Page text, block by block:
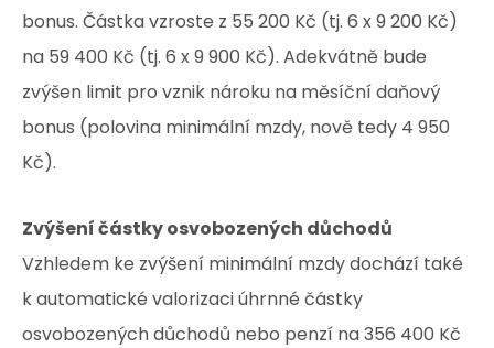
bonus. Částka vzroste z 55 200 Kč (tj. 6 x 9 200 Kč)
na 59 400 Kč (tj. 6 x 9 900 Kč). Adekvátně bude
zvýšen limit pro vznik nároku na měsíční daňový
bonus (polovina minimální mzdy, nově tedy 4 950
Kč).
Zvýšení částky osvobozených důchodů
Vzhledem ke zvýšení minimální mzdy dochází také
k automatické valorizaci úhrnné částky
osvobozených důchodů nebo penzí na 356 400 Kč